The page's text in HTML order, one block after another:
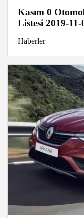
Kasım 0
Listesi 2019-11-
Haberler